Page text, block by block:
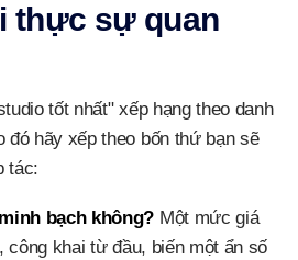
thực sự quan
tốt nhất" xếp hạng theo danh
đó hãy xếp theo bốn thứ bạn sẽ
tác:
bạch không? Một mức giá
công khai từ đầu, biến một ẩn số